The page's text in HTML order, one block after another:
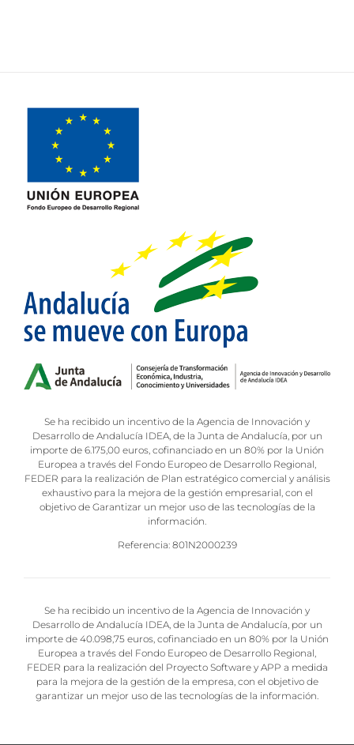
Se ha recibido un incentivo de la Agencia de Innovación y
Desarrollo de Andalucía IDEA, de la Junta de Andalucía, por un
importe de 6.175,00 euros, cofinanciado en un 80% por la Unión
Europea a través del Fondo Europeo de Desarrollo Regional,
FEDER para la realización de Plan estratégico comercial y análisis
exhaustivo para la mejora de la gestión empresarial, con el
objetivo de Garantizar un mejor uso de las tecnologías de la
información.
Referencia: 801N2000239
Se ha recibido un incentivo de la Agencia de Innovación y
Desarrollo de Andalucía IDEA, de la Junta de Andalucía, por un
importe de 40.098,75 euros, cofinanciado en un 80% por la Unión
Europea a través del Fondo Europeo de Desarrollo Regional,
FEDER para la realización del Proyecto Software y APP a medida
para la mejora de la gestión de la empresa, con el objetivo de
garantizar un mejor uso de las tecnologías de la información.